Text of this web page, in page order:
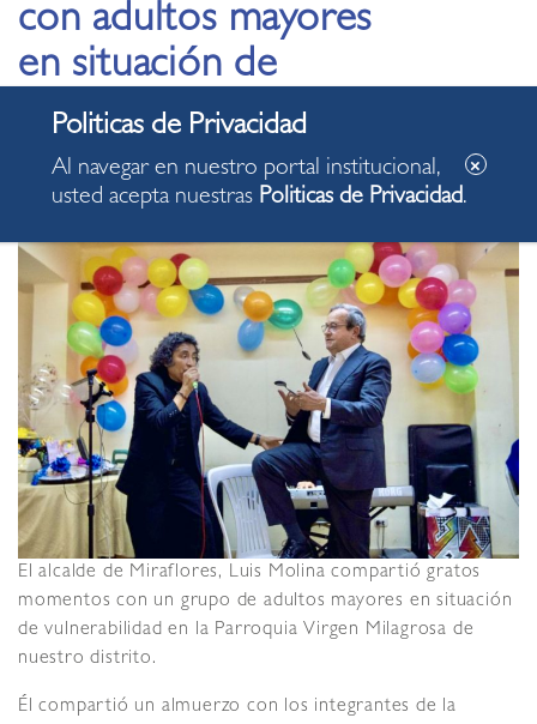
con adultos mayores
en situación de
vulnerabilidad
23.08.2022
El alcalde de Miraflores, Luis Molina compartió gratos
momentos con un grupo de adultos mayores en situación
de vulnerabilidad en la Parroquia Virgen Milagrosa de
nuestro distrito.
Él compartió un almuerzo con los integrantes de la
Al navegar en nuestro portal institucional,
usted acepta nuestras Politicas de Privacidad.